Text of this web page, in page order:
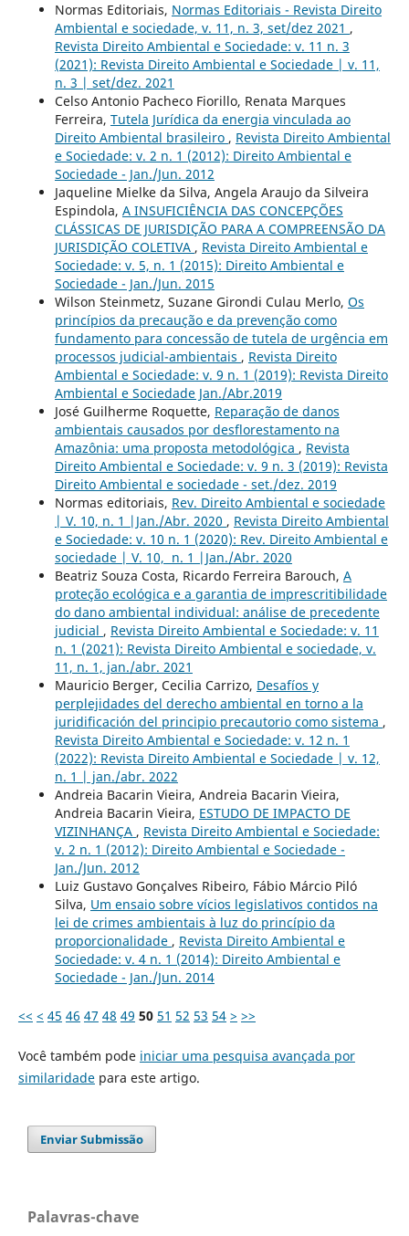
Normas Editoriais, Normas Editoriais - Revista Direito
Ambiental e sociedade, v. 11, n. 3, set/dez 2021 ,
Revista Direito Ambiental e Sociedade: v. 11 n. 3
(2021): Revista Direito Ambiental e Sociedade | v. 11,
n. 3 | set/dez. 2021
Celso Antonio Pacheco Fiorillo, Renata Marques
Ferreira, Tutela Jurídica da energia vinculada ao
Direito Ambiental brasileiro , Revista Direito Ambiental
e Sociedade: v. 2 n. 1 (2012): Direito Ambiental e
Sociedade - Jan./Jun. 2012
Jaqueline Mielke da Silva, Angela Araujo da Silveira
Espindola, A INSUFICIÊNCIA DAS CONCEPÇÕES
CLÁSSICAS DE JURISDIÇÃO PARA A COMPREENSÃO DA
JURISDIÇÃO COLETIVA , Revista Direito Ambiental e
Sociedade: v. 5, n. 1 (2015): Direito Ambiental e
Sociedade - Jan./Jun. 2015
Wilson Steinmetz, Suzane Girondi Culau Merlo, Os
princípios da precaução e da prevenção como
fundamento para concessão de tutela de urgência em
processos judicial-ambientais , Revista Direito
Ambiental e Sociedade: v. 9 n. 1 (2019): Revista Direito
Ambiental e Sociedade Jan./Abr.2019
José Guilherme Roquette, Reparação de danos
ambientais causados por desflorestamento na
Amazônia: uma proposta metodológica , Revista
Direito Ambiental e Sociedade: v. 9 n. 3 (2019): Revista
Direito Ambiental e sociedade - set./dez. 2019
Normas editoriais, Rev. Direito Ambiental e sociedade
| V. 10, n. 1 |Jan./Abr. 2020 , Revista Direito Ambiental
e Sociedade: v. 10 n. 1 (2020): Rev. Direito Ambiental e
sociedade | V. 10, n. 1 |Jan./Abr. 2020
Beatriz Souza Costa, Ricardo Ferreira Barouch, A
proteção ecológica e a garantia de imprescritibilidade
do dano ambiental individual: análise de precedente
judicial , Revista Direito Ambiental e Sociedade: v. 11
n. 1 (2021): Revista Direito Ambiental e sociedade, v.
11, n. 1, jan./abr. 2021
Mauricio Berger, Cecilia Carrizo, Desafíos y
perplejidades del derecho ambiental en torno a la
juridificación del principio precautorio como sistema ,
Revista Direito Ambiental e Sociedade: v. 12 n. 1
(2022): Revista Direito Ambiental e Sociedade | v. 12,
n. 1 | jan./abr. 2022
Andreia Bacarin Vieira, Andreia Bacarin Vieira,
Andreia Bacarin Vieira, ESTUDO DE IMPACTO DE
VIZINHANÇA , Revista Direito Ambiental e Sociedade:
v. 2 n. 1 (2012): Direito Ambiental e Sociedade -
Jan./Jun. 2012
Luiz Gustavo Gonçalves Ribeiro, Fábio Márcio Piló
Silva, Um ensaio sobre vícios legislativos contidos na
lei de crimes ambientais à luz do princípio da
proporcionalidade , Revista Direito Ambiental e
Sociedade: v. 4 n. 1 (2014): Direito Ambiental e
Sociedade - Jan./Jun. 2014
<< < 45 46 47 48 49 50 51 52 53 54 > >>
Você também pode iniciar uma pesquisa avançada por
similaridadepara este artigo.
Enviar Submissão
Palavras-chave